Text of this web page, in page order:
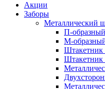
Акции
Заборы
Металлический
П-
М-
Штакетник